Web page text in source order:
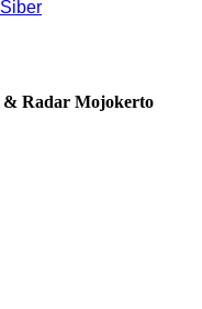
& Radar Mojokerto